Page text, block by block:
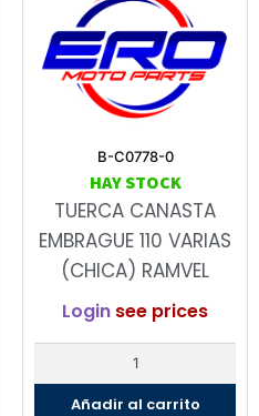
B-C0778-0
HAY STOCK
TUERCA CANASTA
EMBRAGUE 110 VARIAS
(CHICA) RAMVEL
Login see prices
Añadir al carrito